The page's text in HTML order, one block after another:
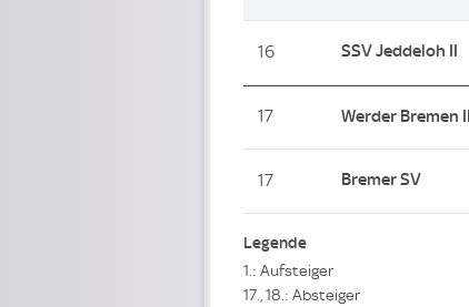
16 SSV Jeddeloh II
17 Werder Bremen II
17 Bremer SV
Legende
1.: Aufsteiger
17., 18.: Absteiger